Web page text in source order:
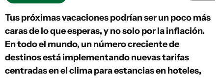
Tus próximas vacaciones podrían ser un poco más
caras de lo que esperas, y no solo por la inflación.
En todo el mundo, un número creciente de
destinos está implementando nuevas tarifas
centradas en el clima para estancias en hoteles,